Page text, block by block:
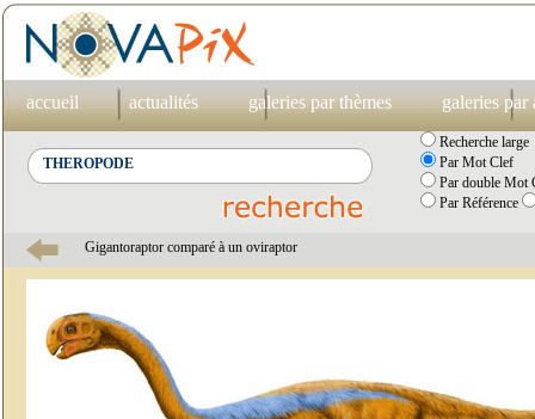
accueil actualités galeries par thèmes galeries par
Recherche large
Par Mot Clef
Par double Mot
Par Référence
Gigantoraptor comparé à un oviraptor